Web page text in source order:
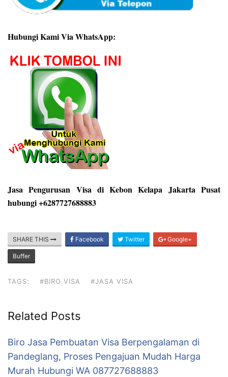
Hubungi Kami Via WhatsApp:
Jasa Pengurusan Visa di Kebon Kelapa Jakarta Pusat
hubungi +6287727688883
SHARE THIS Facebook Twitter Google+
Buffer
TAGS: #BIRO VISA #JASA VISA
Related Posts
Biro Jasa Pembuatan Visa Berpengalaman di
Pandeglang, Proses Pengajuan Mudah Harga
Murah Hubungi WA 087727688883